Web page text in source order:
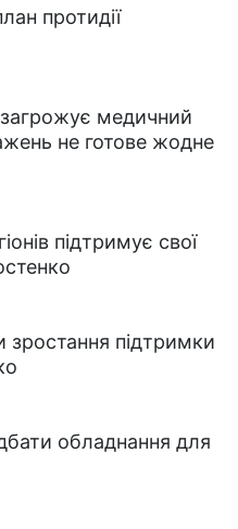
протидії
загрожує медичний
не готове жодне
підтримує свої
зростання підтримки
обладнання для